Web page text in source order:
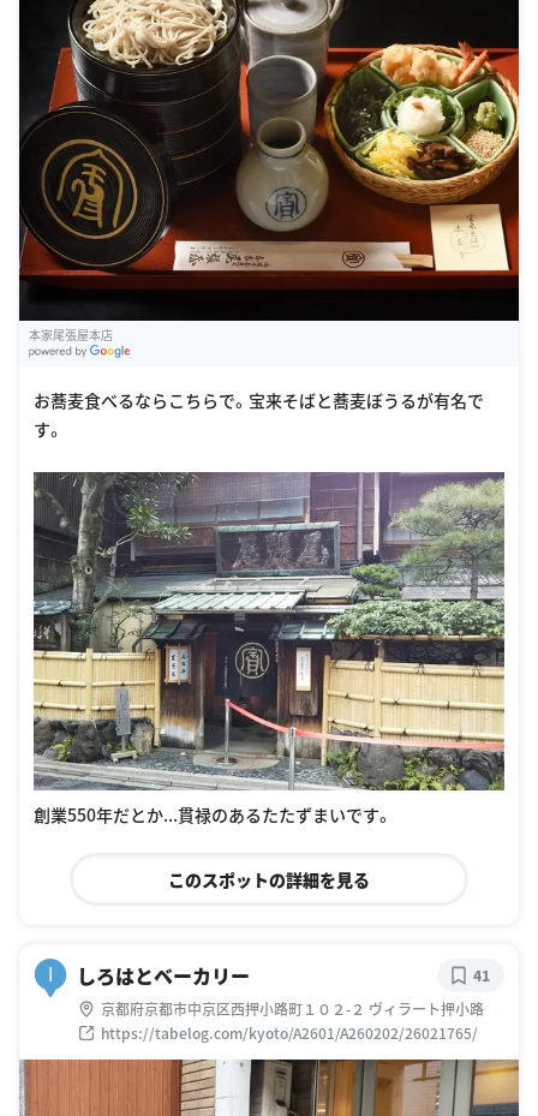
本家尾張屋本店
お蕎麦食べるならこちらで。宝来そばと蕎麦ぼうるが有名で
す。
創業550年だとか...貫禄のあるたたずまいです。
このスポットの詳細を見る
I しろはとベーカリー
京都府京都市中京区西押小路町１０２-２ ヴィラート押小路
https://tabelog.com/kyoto/A2601/A260202/26021765/
41